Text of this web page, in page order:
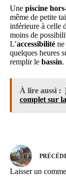
Une piscine
même de petite
inférieure à celle
moins de
L’accessibilité
quelques heures
remplir le bassin.
À lire aussi :
complet sur
Laisser un